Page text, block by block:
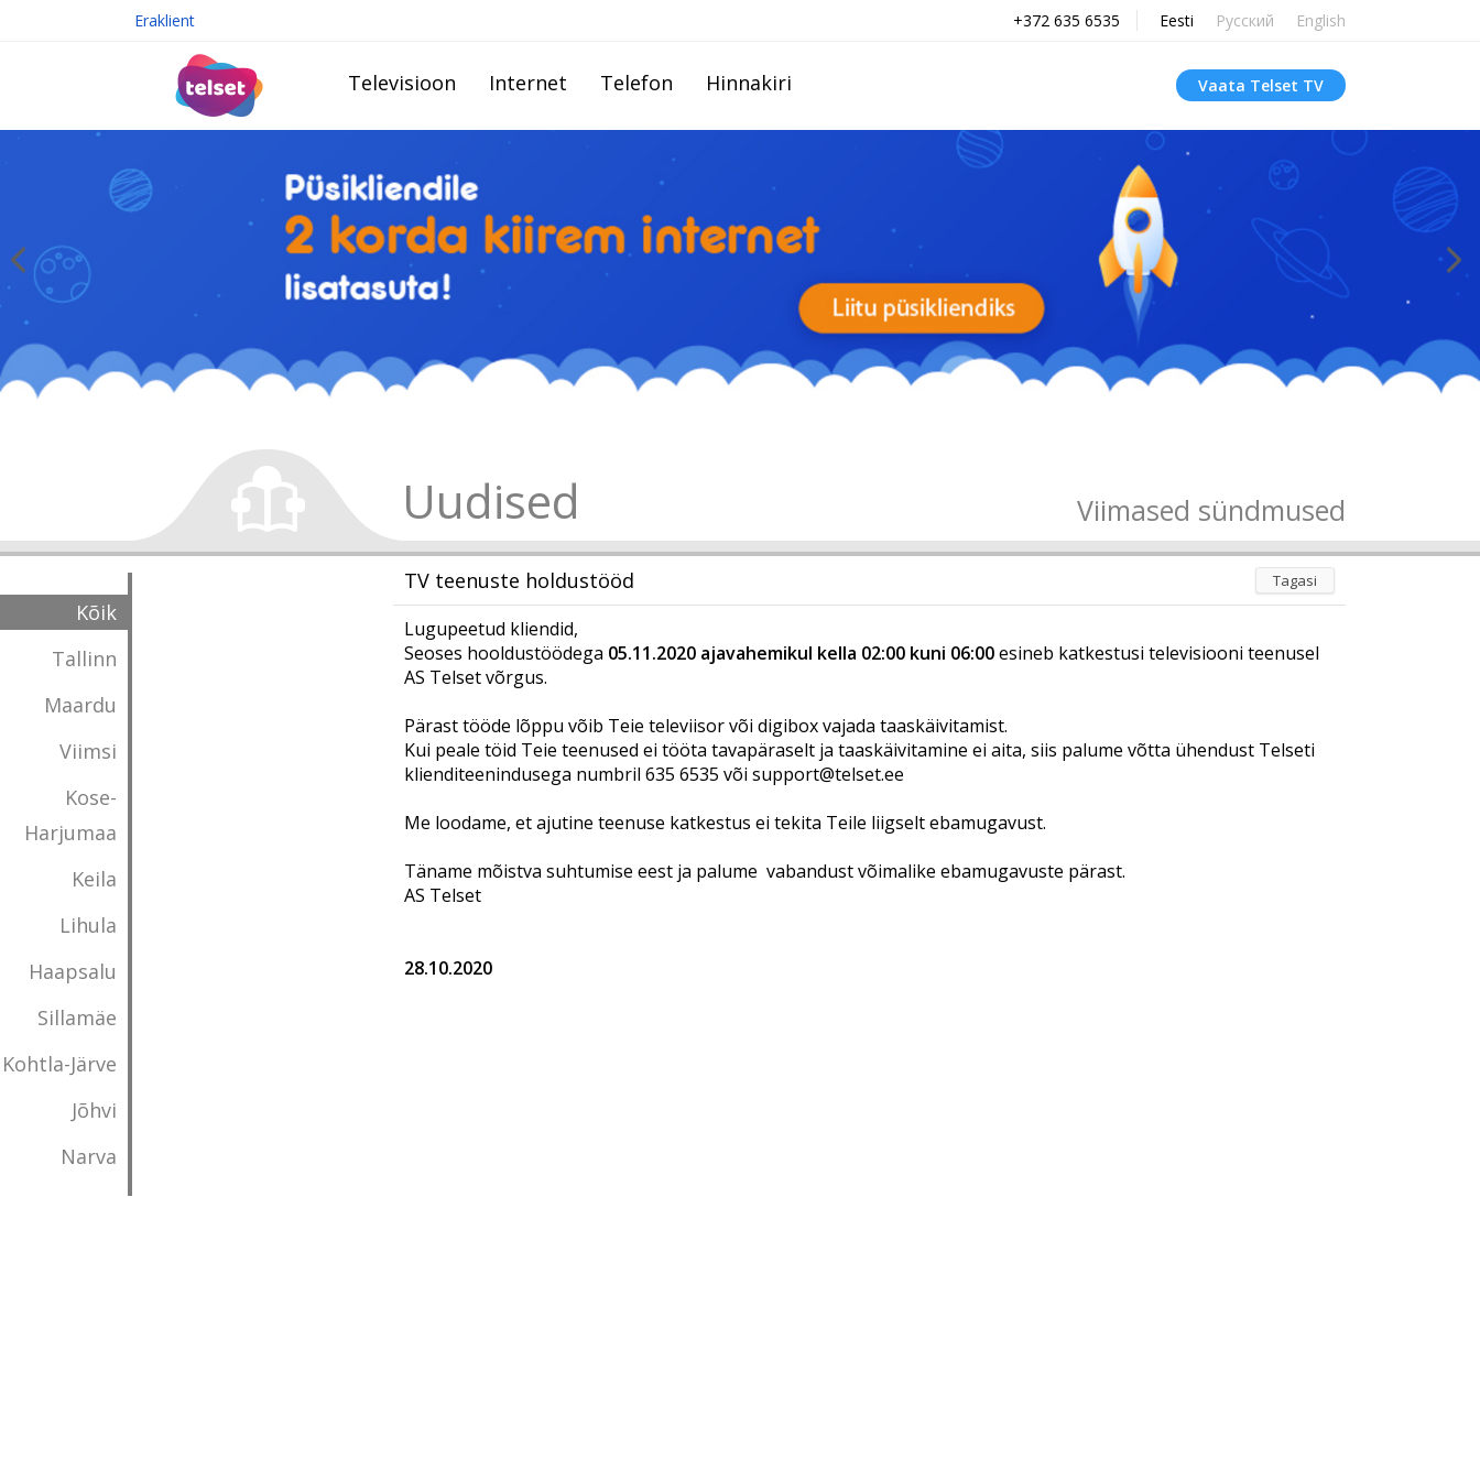
Eraklient +372 635 6535 Eesti Русский English
Televisioon Internet Telefon Hinnakiri Vaata Telset TV
Uudised Viimased sündmused
Kõik
Tallinn
Maardu
Viimsi
Kose-
Harjumaa
Keila
Lihula
Haapsalu
Sillamäe
Kohtla-Järve
Jõhvi
Narva
TV teenuste holdustööd Tagasi
Lugupeetud kliendid,
Seoses hooldustöödega 05.11.2020 ajavahemikul kella 02:00 kuni 06:00esineb katkestusi televisiooni teenusel
AS Telset võrgus.
Pärast tööde lõppu võib Teie televiisor või digibox vajada taaskäivitamist.
Kui peale töid Teie teenused ei tööta tavapäraselt ja taaskäivitamine ei aita, siis palume võtta ühendust Telseti
klienditeenindusega numbril 635 6535 või support@telset.ee
Me loodame, et ajutine teenuse katkestus ei tekita Teile liigselt ebamugavust.
Täname mõistva suhtumise eest ja palume vabandust võimalike ebamugavuste pärast.
AS Telset
28.10.2020